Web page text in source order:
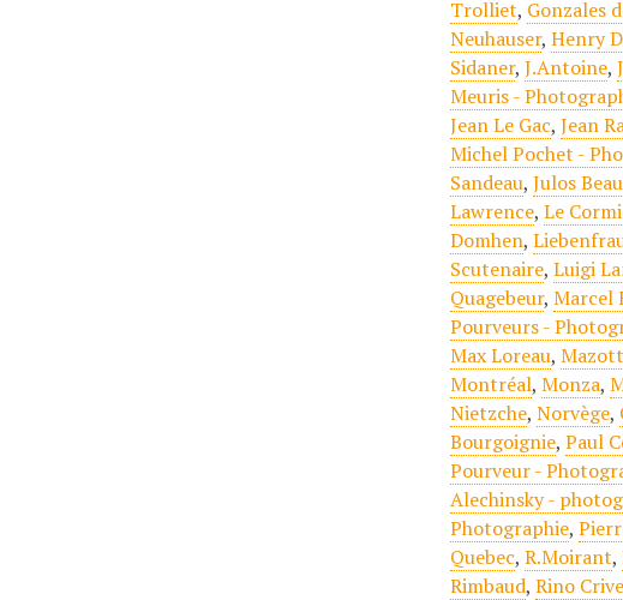
Trolliet, Gonzales
Neuhauser,Henry
Sidaner,J.Antoine,
Meuris -
Jean Le Gac,Jean
Michel Pochet -
Sandeau,Julos
Lawrence,Le
Domhen,
Scutenaire,Luigi
Quagebeur,Marcel
Pourveurs -
Max Loreau,
Montréal,Monza,
Nietzche,Norvège,
Bourgoignie,Paul
Pourveur -
Alechinsky -
Photographie,
Quebec,R.Moirant,
Rimbaud,Rino